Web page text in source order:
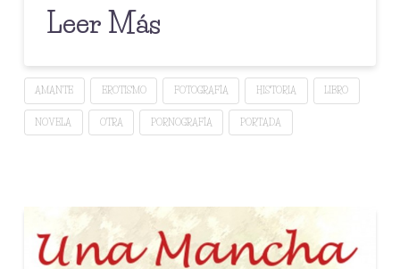
Leer Más
AMANTE EROTISMO FOTOGRAFÍA HISTORIA LIBRO
NOVELA OTRA PORNOGRAFÍA PORTADA